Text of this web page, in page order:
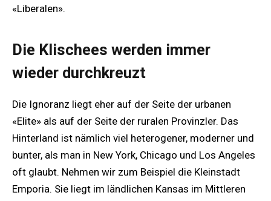
«Liberalen».
Die Klischees werden immer
wieder durchkreuzt
Die Ignoranz liegt eher auf der Seite der urbanen
«Elite» als auf der Seite der ruralen Provinzler. Das
Hinterland ist nämlich viel heterogener, moderner und
bunter, als man in New York, Chicago und Los Angeles
oft glaubt. Nehmen wir zum Beispiel die Kleinstadt
Emporia. Sie liegt im ländlichen Kansas im Mittleren